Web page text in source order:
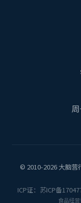
© 2010-2026 大脑营
ICP证：苏ICP备
食品经